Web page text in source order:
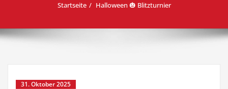
Startseite Halloween 🎃 Blitzturnier
31. Oktober 2025